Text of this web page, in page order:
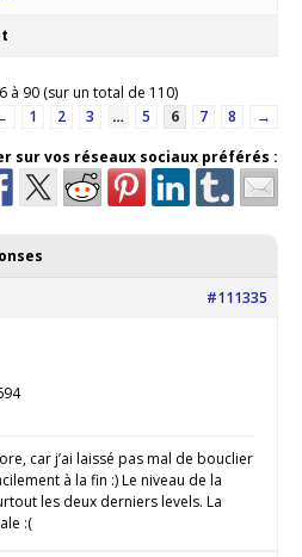
à 90 (sur un total de 110)
1 2 3 … 5 6 7 8
→
sur vos réseaux sociaux préférés :
#111335
car j’ai laissé pas mal de bouclier
à la fin :) Le niveau de la
les deux derniers levels. La
:(